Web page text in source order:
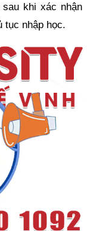
khi xác nhận
tục nhập học.